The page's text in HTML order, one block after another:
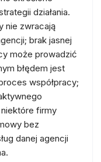
działania.
nie zwracają
brak jasnej
może prowadzić
błędem jest
współpracy;
firmy
bez
danej agencji